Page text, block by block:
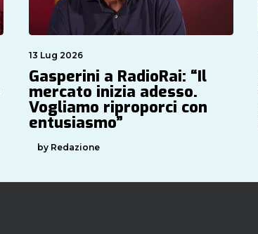
13 Lug 2026
Gasperini a RadioRai: “Il
mercato inizia adesso.
Vogliamo riproporci con
entusiasmo”
by Redazione